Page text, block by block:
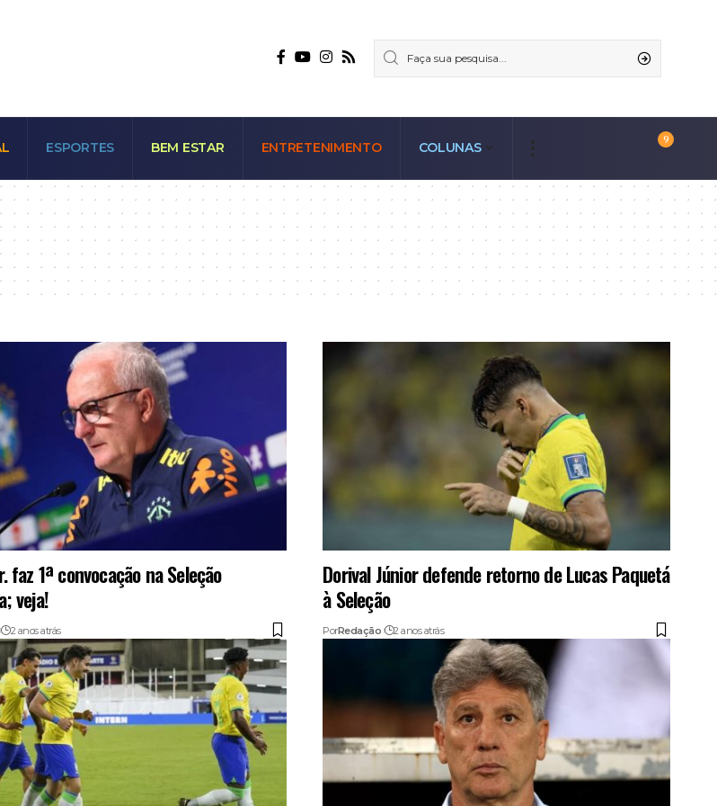
ESPORTES BEM ESTAR ENTRETENIMENTO COLUNAS
9
faz 1ª convocação na Seleção
veja!
2 anos atrás
Dorival Júnior defende retorno de Lucas Paquetá
à Seleção
PorRedação 2 anos atrás